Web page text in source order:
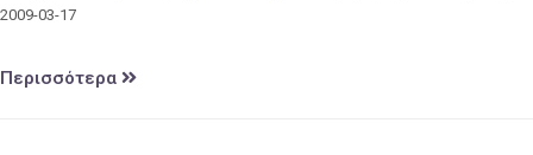
2009-03-17
Περισσότερα